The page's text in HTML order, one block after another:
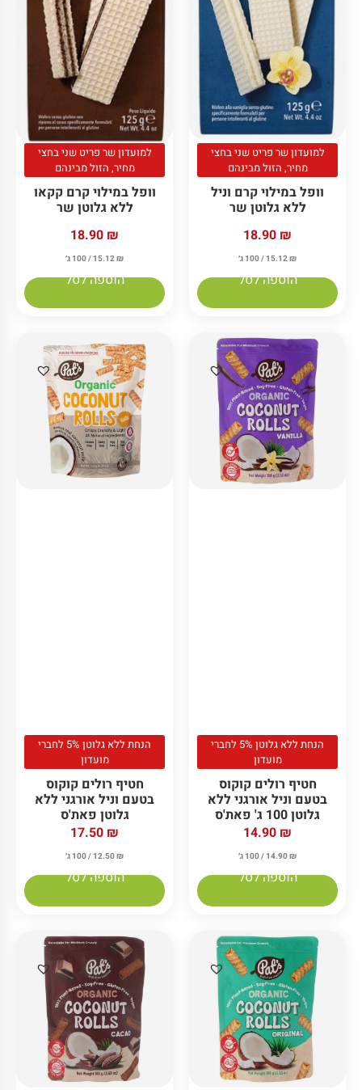
למועדון שר פריט שני בחצי
מחיר, הזול מבינהם
וופל במילוי קרם וניל
ללא גלוטן שר
18.90 ₪
15.12₪ / 100 ג׳
הוספה לסל
למועדון שר פריט שני בחצי
מחיר, הזול מבינהם
וופל במילוי קרם קקאו
ללא גלוטן שר
18.90 ₪
15.12₪ / 100 ג׳
הוספה לסל
הנחת ללא גלוטן 5% לחברי
מועדון
חטיף רולים קוקוס
בטעם וניל אורגני ללא
גלוטן 100 ג' פאת'ס
14.90 ₪
14.90₪ / 100 ג׳
הוספה לסל
הנחת ללא גלוטן 5% לחברי
מועדון
חטיף רולים קוקוס
בטעם וניל אורגני ללא
גלוטן פאת'ס
17.50 ₪
12.50₪ / 100 ג׳
הוספה לסל